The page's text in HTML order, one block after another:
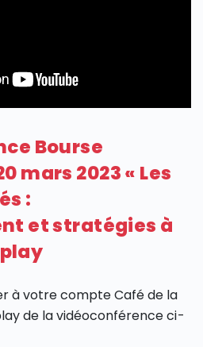
Bourse
mars 2023 « Les
:
et stratégies à
à votre compte Café de la
de la vidéoconférence ci-